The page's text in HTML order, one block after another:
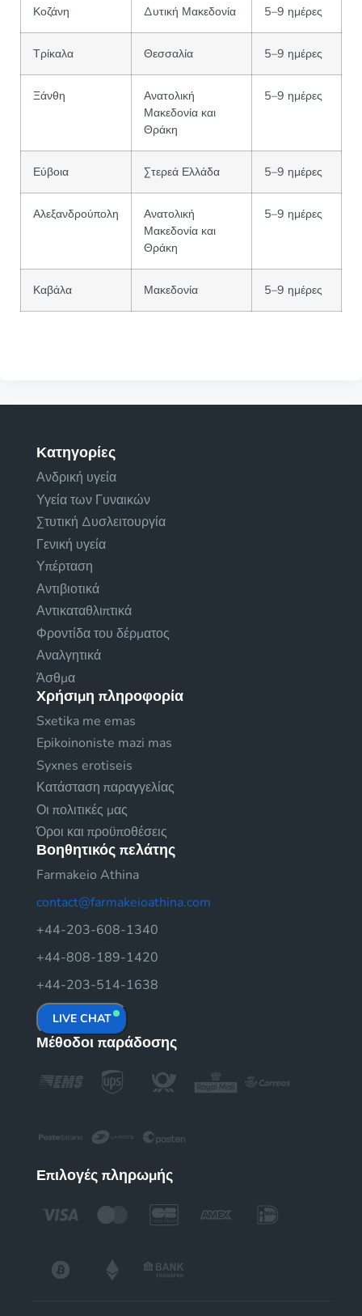
Κοζάνη Δυτική Μακεδονία 5–9 ημέρες
Τρίκαλα Θεσσαλία 5–9 ημέρες
Ξάνθη
Ανατολική
Μακεδονία και
Θράκη
5–9 ημέρες
Εύβοια Στερεά Ελλάδα 5–9 ημέρες
Αλεξανδρούπολη
Ανατολική
Μακεδονία και
Θράκη
5–9 ημέρες
Καβάλα Μακεδονία 5–9 ημέρες
Κατηγορίες
Ανδρική υγεία
Υγεία των Γυναικών
Στυτική Δυσλειτουργία
Γενική υγεία
Υπέρταση
Αντιβιοτικά
Αντικαταθλιπτικά
Φροντίδα του δέρματος
Αναλγητικά
Άσθμα
Χρήσιμη πληροφορία
Sxetika me emas
Epikoinoniste mazi mas
Syxnes erotiseis
Κατάσταση παραγγελίας
Οι πολιτικές μας
Όροι και προϋποθέσεις
Βοηθητικός πελάτης
Farmakeio Athina
contact@farmakeioathina.com
+44-203-608-1340
+44-808-189-1420
+44-203-514-1638
LIVE CHAT
Μέθοδοι παράδοσης
Επιλογές πληρωμής